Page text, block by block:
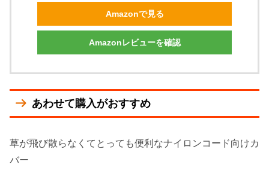
Amazonで見る
Amazonレビューを確認
あわせて購入がおすすめ
草が飛び散らなくてとっても便利なナイロンコード向けカ
バー